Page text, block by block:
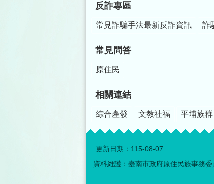
反詐專區
常見詐騙手法最新反詐資訊 詐
常見問答
原住民
相關連結
綜合產發 文教社福 平埔族群
更新日期： 115-08-07
資料維護：臺南市政府原住民族事務委